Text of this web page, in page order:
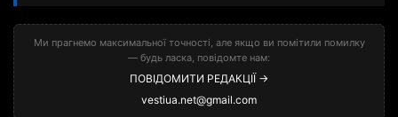
Ми прагнемо максимальної точності, але якщо ви помітили помилку
— будь ласка, повідомте нам:
ПОВІДОМИТИ РЕДАКЦІЇ →
vestiua.net@gmail.com